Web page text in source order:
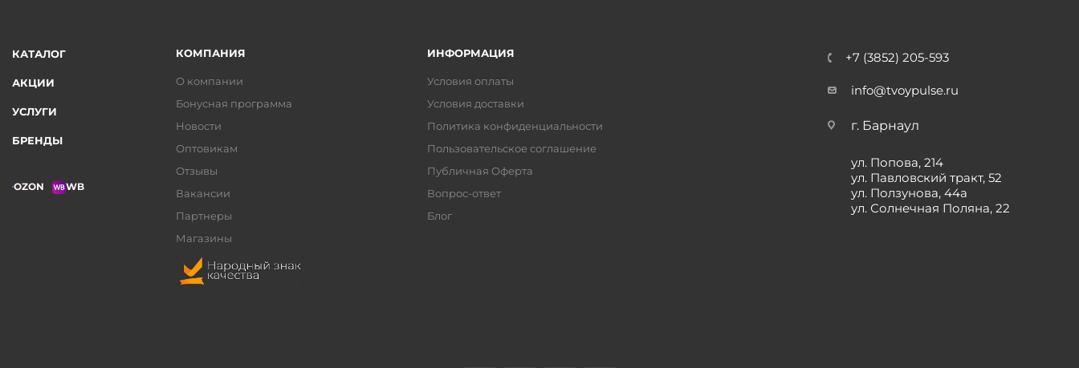
КАТАЛОГ
АКЦИИ
УСЛУГИ
БРЕНДЫ
OZON WB
КОМПАНИЯ
О компании
Бонусная программа
Новости
Оптовикам
Отзывы
Вакансии
Партнеры
Магазины
ИНФОРМАЦИЯ
Условия оплаты
Условия доставки
Политика конфиденциальности
Пользовательское соглашение
Публичная Оферта
Вопрос-ответ
Блог
+7 (3852) 205-593
info@tvoypulse.ru
г. Барнаул
ул. Попова, 214
ул. Павловский тракт, 52
ул. Ползунова, 44а
ул. Солнечная Поляна, 22